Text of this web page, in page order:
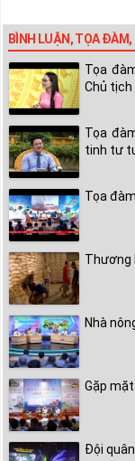
BÌNH LUẬN, TỌA ĐÀM,
Tọa
Chủ tịch
Tọa
tinh tư
Tọa
Thương
Nhà
Gặp
Đội